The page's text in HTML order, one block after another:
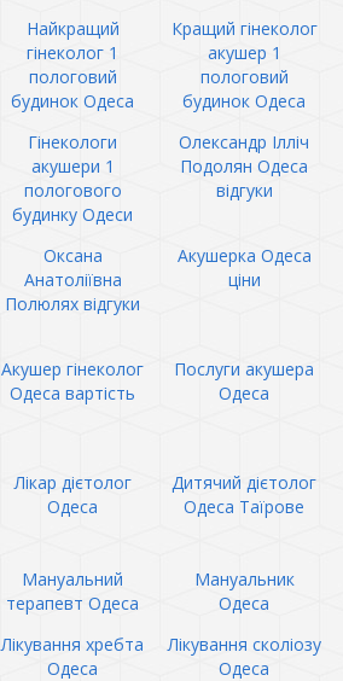
Найкращий
гінеколог 1
пологовий
будинок Одеса
Кращий гінеколог
акушер 1
пологовий
будинок Одеса
Гінекологи
акушери 1
пологового
будинку Одеси
Олександр Ілліч
Подолян Одеса
відгуки
Оксана
Анатоліївна
Полюлях відгуки
Акушерка Одеса
ціни
Акушер гінеколог
Одеса вартість
Послуги акушера
Одеса
Лікар дієтолог
Одеса
Дитячий дієтолог
Одеса Таїрове
Мануальний
терапевт Одеса
Мануальник
Одеса
Лікування хребта
Одеса
Лікування сколіозу
Одеса